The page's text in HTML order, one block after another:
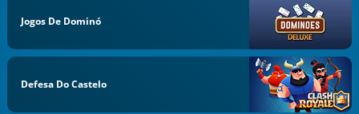
Jogos De Dominó
Defesa Do Castelo